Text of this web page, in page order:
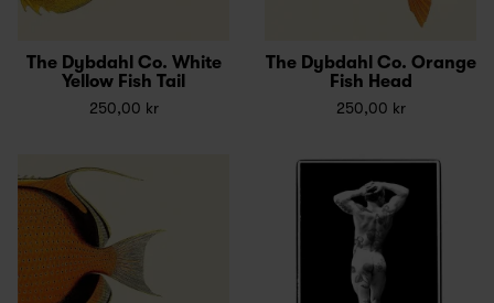
The Dybdahl Co. White
Yellow Fish Tail
250,00 kr
The Dybdahl Co. Orange
Fish Head
250,00 kr